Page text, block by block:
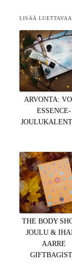
LISÄÄ LUETTAVAA
ARVONTA:
ESSENCE-
THE BODY
JOULU &
AARRE